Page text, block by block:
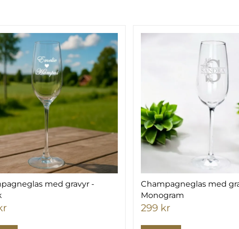
med gravyr -
Champagneglas med
Monogram
299 kr